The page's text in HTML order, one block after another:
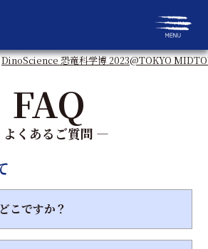
DinoScience 恐竜科学博 2023@TOKYO
FAQ
くあるご質問 ―
こですか？